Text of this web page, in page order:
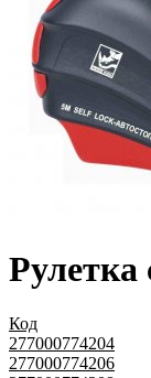
Рулетка
Код
277000774204
277000774206